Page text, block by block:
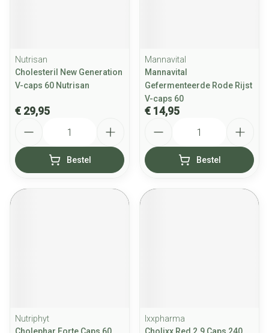
Nutrisan
Cholesteril New Generation
V-caps 60 Nutrisan
€ 29,95
Bestel
Mannavital
Mannavital
Gefermenteerde Rode Rijst
V-caps 60
€ 14,95
Bestel
Nutriphyt
Ixxpharma